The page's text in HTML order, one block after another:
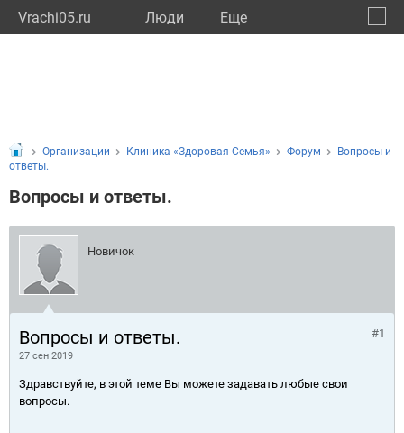
Vrachi05.ru Люди Eще
Организации Клиника «Здоровая Семья» Форум
Вопросы и
ответы.
Вопросы и ответы.
Новичок
Вопросы и ответы.
27 сен 2019
#1
Здравствуйте, в этой теме Вы можете задавать любые свои
вопросы.